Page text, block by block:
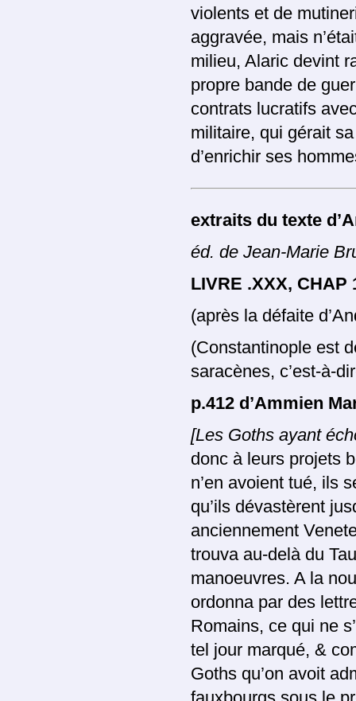
violents et de
aggravée, mais
milieu, Alaric devint
propre bande de
contrats lucratifs
militaire, qui gérait
d’enrichir ses
extraits du texte
éd. de Jean-Marie
LIVRE .XXX, CHAP
(après la défaite
(Constantinople est
saracènes, c’est-à-
p.412 d’Ammien
[Les Goths ayant
donc à leurs projets
n’en avoient tué, ils
qu’ils dévastèrent
anciennement
trouva au-delà du
manoeuvres. A la
ordonna par des
Romains, ce qui ne
tel jour marqué, &
Goths qu’on avoit